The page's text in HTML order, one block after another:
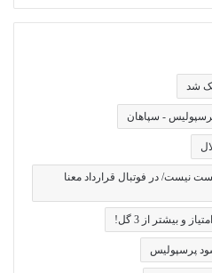
شد
پرسپولیس - سپاهان
نیست/ در فوتبال قرارداد معنا
پرسپولیس